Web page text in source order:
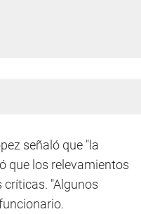
señaló que "la
que los relevamientos
"Algunos